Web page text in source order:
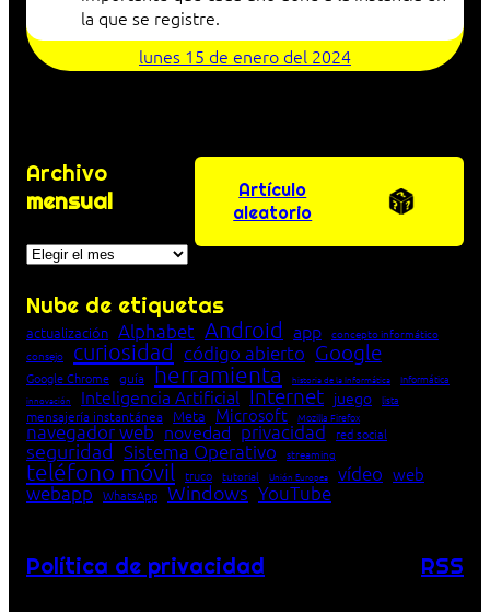
la que se registre.
lunes 15 de enero del 2024
Archivo
mensual
Archivos
Artículo
aleatorio
Nube de etiquetas
actualización Alphabet Android app concepto informático
consejo
curiosidad código abierto Google
Google Chrome guía herramienta historia de la Informática Informática
innovación Inteligencia Artificial Internet juego lista
mensajería instantánea Meta Microsoft Mozilla Firefox
navegador web novedad privacidad red social
seguridad Sistema Operativo streaming
teléfono móvil truco tutorial Unión Europea vídeo web
webapp WhatsApp Windows YouTube
Política de privacidad RSS